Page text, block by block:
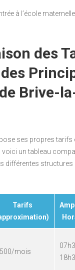
à l’école maternelle.
des
Brive-
ses propres tarifs
voici un tableau
différentes structures
Tarifs
mois